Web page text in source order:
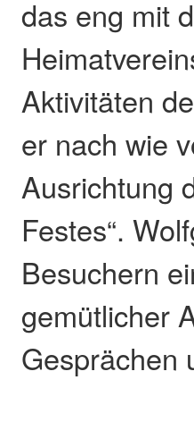
das eng mit
Aktivitäten
er nach wie
Ausrichtung
Festes“.
Besuchern
gemütlicher
Gesprächen